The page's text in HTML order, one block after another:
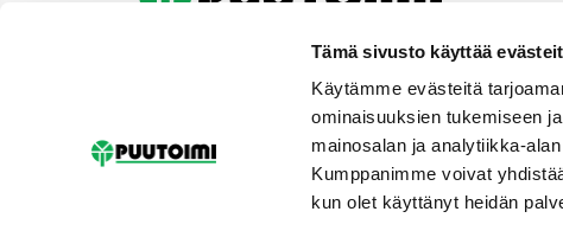
Tämä sivusto käyttää
Käytämme evästeitä
ominaisuuksien tukemiseen
mainosalan ja analytiikka-
Kumppanimme voivat
kun olet käyttänyt heidän
Palvelut
Uutiset
Galleria